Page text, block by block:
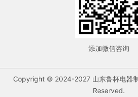
添加微信咨询
Copyright © 2024-2027 山东鲁杯电器
Reserved.